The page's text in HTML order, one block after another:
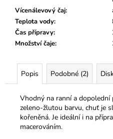
Vícenálevový čaj:
Teplota vody:
Čas přípravy:
Množství čaje:
Popis Podobné (2)
Vhodný na ranní a dopolední
zeleno-žlutou barvu, chuť je
kořeněná. Je ideální i na
macerováním.